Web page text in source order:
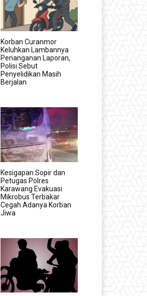
Korban Curanmor
Keluhkan Lambannya
Penanganan Laporan,
Polisi Sebut
Penyelidikan Masih
Berjalan
Kesigapan Sopir dan
Petugas Polres
Karawang Evakuasi
Mikrobus Terbakar
Cegah Adanya Korban
Jiwa